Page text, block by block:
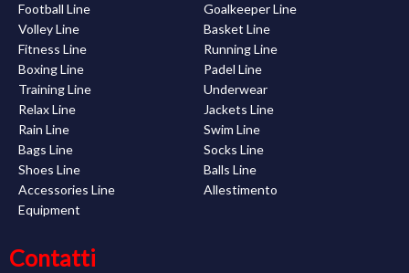
Football Line
Goalkeeper Line
Volley Line
Basket Line
Fitness Line
Running Line
Boxing Line
Padel Line
Training Line
Underwear
Relax Line
Jackets Line
Rain Line
Swim Line
Bags Line
Socks Line
Shoes Line
Balls Line
Accessories Line
Allestimento
Equipment
Contatti